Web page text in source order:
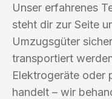
Unser erfahrenes
steht dir zur Seite
Umzugsgüter
transportiert
Elektrogeräte oder
handelt – wir